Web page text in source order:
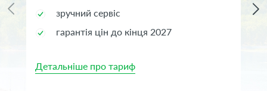
зручний сервіс
гарантія цін до кінця 2027
Детальніше про тариф